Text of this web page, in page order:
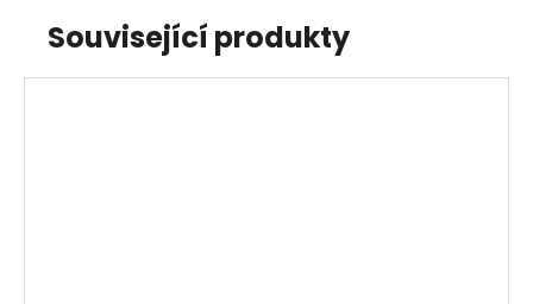
Související produkty